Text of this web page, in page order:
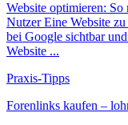
Website optimieren:
Nutzer Eine Website
bei Google sichtbar
Website ...
Praxis-Tipps
Forenlinks kaufen –